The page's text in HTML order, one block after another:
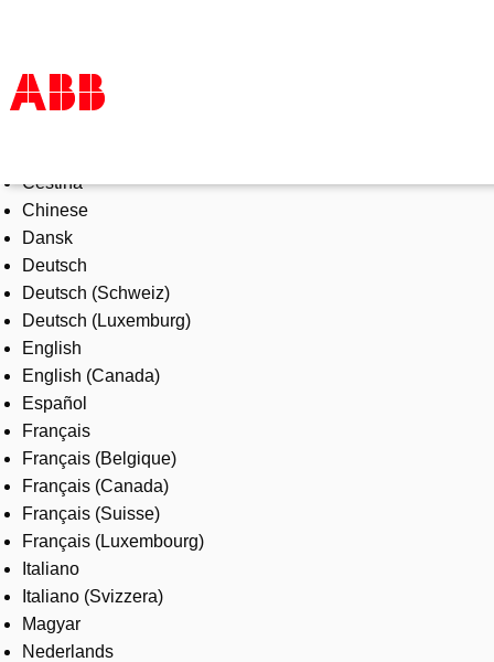
Products & Solutions
Industries
Services
About us
Where to buy
Contact us
Careers
Čeština
Chinese
Dansk
Deutsch
Deutsch (Schweiz)
Deutsch (Luxemburg)
English
English (Canada)
Español
Français
Français (Belgique)
Français (Canada)
Français (Suisse)
Français (Luxembourg)
Italiano
Italiano (Svizzera)
Magyar
Nederlands